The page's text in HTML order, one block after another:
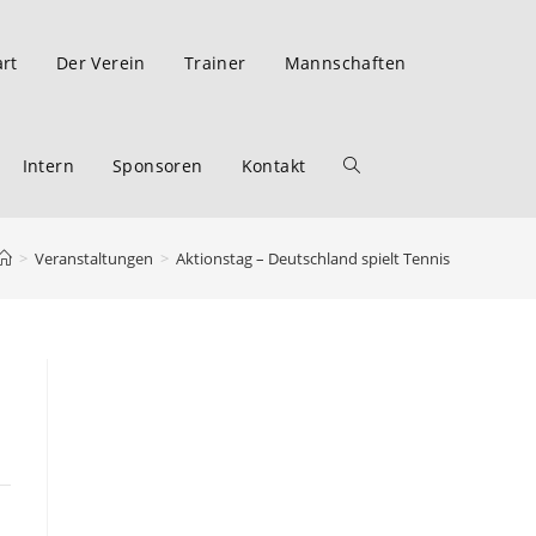
Der Verein Trainer Mannschaften
Intern Sponsoren Kontakt
> Veranstaltungen > Aktionstag – Deutschland spielt Tennis